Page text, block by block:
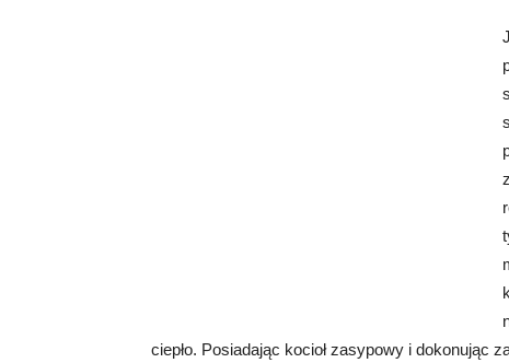
ciepło. Posiadając kocioł zasypowy i dokonując